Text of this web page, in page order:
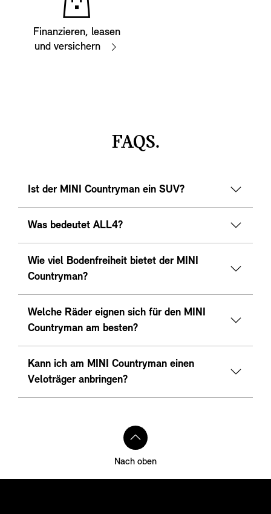
Finanzieren, leasen
und versichern
FAQS.
Ist der MINI Countryman ein SUV?
Was bedeutet ALL4?
Wie viel Bodenfreiheit bietet der MINI
Countryman?
Welche Räder eignen sich für den MINI
Countryman am besten?
Kann ich am MINI Countryman einen
Veloträger anbringen?
Nach oben